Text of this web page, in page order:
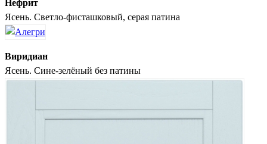
Нефрит
Ясень. Светло-фисташковый, серая патина
Виридиан
Ясень. Сине-зелёный без патины